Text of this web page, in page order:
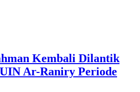
Kembali Dilantik
Ar-Raniry Periode